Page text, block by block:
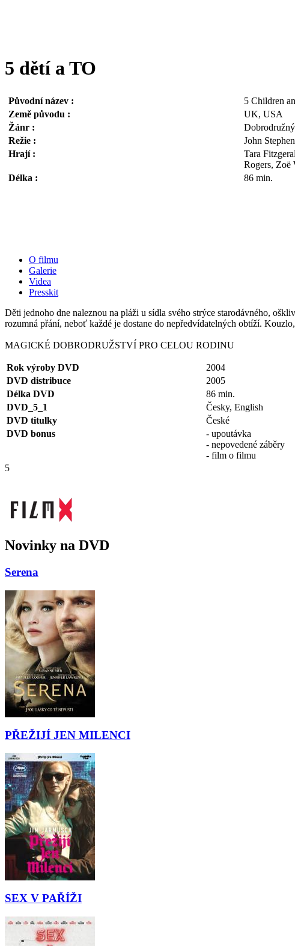
5 dětí a TO
Původní název :
5 Children
Země původu :
UK, USA
Žánr :
Dobrodružný
Režie :
John
Hrají :
Tara
Rogers, Zoë
Délka :
86 min.
O filmu
Galerie
Videa
Presskit
Děti jednoho dne naleznou na pláži u sídla svého strýce starodávného,
rozumná přání, neboť každé je dostane do nepředvídatelných obtíží.
MAGICKÉ DOBRODRUŽSTVÍ PRO CELOU RODINU
Rok výroby DVD
2004
DVD distribuce
2005
Délka DVD
86 min.
DVD_5_1
Česky, English
DVD titulky
České
DVD bonus
- upoutávka
- nepovedené záběry
- film o filmu
5
Novinky na DVD
Serena
PŘEŽIJÍ JEN MILENCI
SEX V PAŘÍŽI